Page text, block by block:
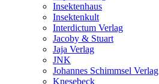
Insektenhaus
Insektenkult
Interdictum Verlag
Jacoby & Stuart
Jaja Verlag
JNK
Johannes Schimmsel Verlag
Knesebeck